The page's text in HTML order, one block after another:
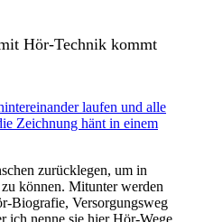
Hör-Technik kommt
zurücklegen, um in
können. Mitunter werden
Biografie, Versorgungsweg